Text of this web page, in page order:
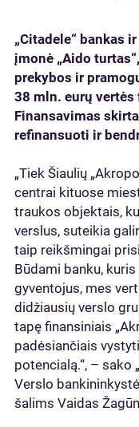
„Citadele“ bankas
įmonė „Aido
prekybos ir
38 mln. eurų
Finansavimas
refinansuoti ir
„Tiek Šiaulių
centrai kituose
traukos objektais,
verslus, suteikia
taip reikšmingai
Būdami banku,
gyventojus, mes
didžiausių verslo
tapę finansiniais
padėsiančiais
potencialą.“, – sako
Verslo
šalims Vaidas